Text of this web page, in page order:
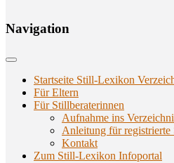
Navi­ga­ti­on
Startseite Still-Lexikon
Für Eltern
Für Stillberaterinnen
Aufnahme ins
Anlei­tung für regis­trier­te
Kon­takt
Zum Still-Lexikon Infoportal